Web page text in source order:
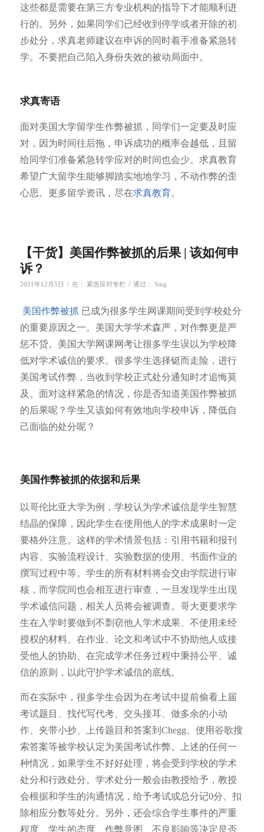
这些都是需要在第三方专业机构的指导下才能顺利进
行的。另外，如果同学们已经收到停学或者开除的初
步处分，求真老师建议在申诉的同时着手准备紧急转
学。不要把自己陷入身份失效的被动局面中。
求真寄语
面对美国大学留学生作弊被抓，同学们一定要及时应
对，因为时间往后拖，申诉成功的概率会越低，且留
给同学们准备紧急转学应对的时间也会少。求真教育
希望广大留学生能够脚踏实地地学习，不动作弊的歪
心思。更多留学资讯，尽在求真教育。
【干货】美国作弊被抓的后果 | 该如何申
诉？
2021年12月5日 / 在： 紧急应对专栏 / 通过： Sing
美国作弊被抓 已成为很多学生网课期间受到学校处分
的重要原因之一。美国大学学术森严，对作弊更是严
惩不贷。美国大学网课网考让很多学生误以为学校降
低对学术诚信的要求。很多学生选择铤而走险，进行
美国考试作弊，当收到学校正式处分通知时才追悔莫
及。面对这样紧急的情况，你是否知道美国作弊被抓
的后果呢？学生又该如何有效地向学校申诉，降低自
己面临的处分呢？
美国作弊被抓的依据和后果
以哥伦比亚大学为例，学校认为学术诚信是学生智慧
结晶的保障，因此学生在使用他人的学术成果时一定
要格外注意。这样的学术情景包括：引用书籍和报刊
内容、实验流程设计、实验数据的使用、书面作业的
撰写过程中等。学生的所有材料将会交由学院进行审
核，而学院间也会相互进行审查，一旦发现学生出现
学术诚信问题，相关人员将会被调查。哥大更要求学
生在入学时要做到不剽窃他人学术成果、不使用未经
授权的材料、在作业、论文和考试中不协助他人或接
受他人的协助、在完成学术任务过程中秉持公平、诚
信的原则，以此守护学术诚信的底线。
而在实际中 ，很多学生会因为在考试中提前偷看上届
考试题目、找代写代考、交头接耳、做多余的小动
作、夹带小抄、上传题目和答案到Chegg、使用谷歌搜
索答案等被学校认定为美国考试作弊。
上述的任何一
种情况，如果学生不好好处理，将会受到学校的学术
处分和行政处分。学术处分一般会由教授给予，教授
会根据和学生的沟通情况，给予考试或总分记0分、扣
除相应分数等处分。另外，还会综合学生事件的严重
程度、学生的态度、作弊意图、不良影响等决定是否